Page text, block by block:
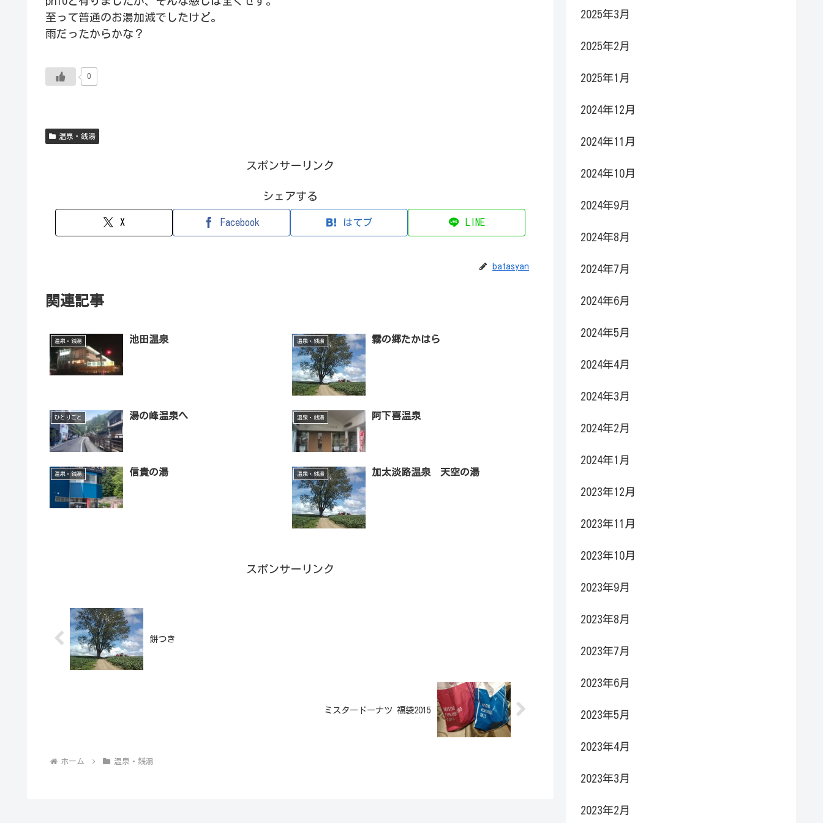
至って普通のお湯加減でしたけど。
雨だったからかな？
0
温泉・銭湯
スポンサーリンク
シェアする
X Facebook はてブ LINE
batasyan
関連記事
温泉・銭湯 池田温泉 温泉・銭湯 霧の郷たかはら
ひとりごと 湯の峰温泉へ 温泉・銭湯 阿下喜温泉
温泉・銭湯 信貴の湯 温泉・銭湯 加太淡路温泉 天空の湯
スポンサーリンク
餅つき
ミスタードーナツ 福袋2015
ホーム 温泉・銭湯
2025年3月
2025年2月
2025年1月
2024年12月
2024年11月
2024年10月
2024年9月
2024年8月
2024年7月
2024年6月
2024年5月
2024年4月
2024年3月
2024年2月
2024年1月
2023年12月
2023年11月
2023年10月
2023年9月
2023年8月
2023年7月
2023年6月
2023年5月
2023年4月
2023年3月
2023年2月